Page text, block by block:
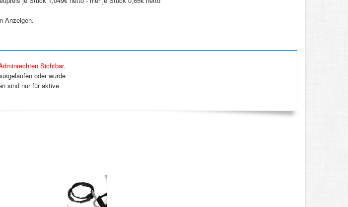
Anzeigen.
Sichtbar.
oder wurde
sind nur für aktive